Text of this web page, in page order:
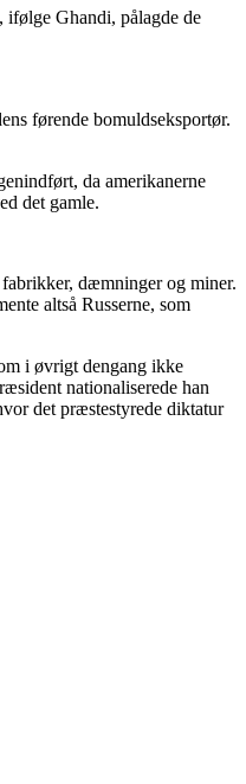
Ghandi, pålagde de
førende bomuldseksportør.
da amerikanerne
det gamle.
dæmninger og miner.
altså Russerne, som
i øvrigt dengang ikke
nationaliserede han
det præstestyrede diktatur